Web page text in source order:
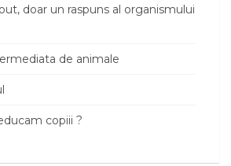
doar un raspuns al organismului
de animale
copiii ?